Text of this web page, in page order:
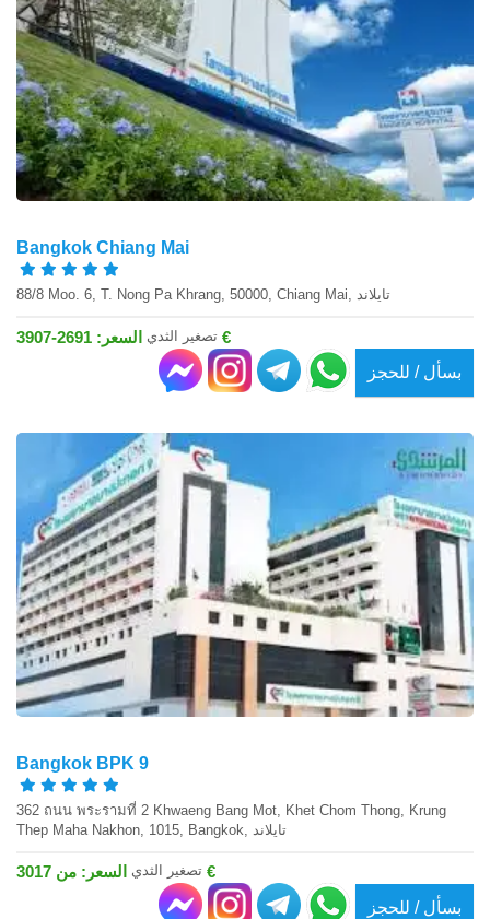
Bangkok Chiang Mai
88/8 Moo. 6, T. Nong Pa Khrang, 50000, Chiang Mai, تايلاند
تصغير الثدي السعر: 2691-3907 €
بسأل / للحجز
Bangkok BPK 9
362 ถนน พระรามที่ 2 Khwaeng Bang Mot, Khet Chom Thong, Krung
Thep Maha Nakhon, 1015, Bangkok, تايلاند
تصغير الثدي السعر: من 3017 €
بسأل / للحجز